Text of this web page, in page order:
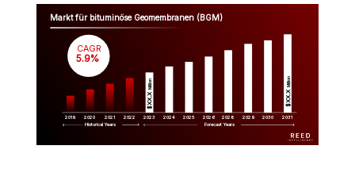
Markt für bituminöse Geomembranen (BGM)
2019 2020 2021 2022 2023 2024 2025 2026 2028 2029 2030 2031
$XX.X
Million
$XX.X
Million
CAGR
5.9%
Historical Years Forecast Years